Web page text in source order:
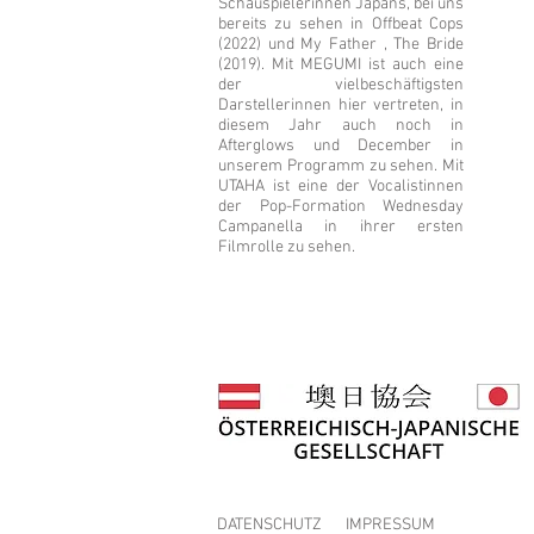
Schauspielerinnen Japans, bei uns
bereits zu sehen in Offbeat Cops
(2022) und My Father , The Bride
(2019). Mit MEGUMI ist auch eine
der vielbeschäftigsten
Darstellerinnen hier vertreten, in
diesem Jahr auch noch in
Afterglows und December in
unserem Programm zu sehen. Mit
UTAHA ist eine der Vocalistinnen
der Pop-Formation Wednesday
Campanella in ihrer ersten
Filmrolle zu sehen.
DATENSCHUTZ IMPRESSUM